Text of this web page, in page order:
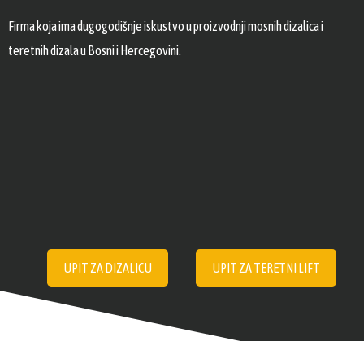
Firma koja ima dugogodišnje iskustvo u proizvodnji mosnih dizalica i
teretnih dizala u Bosni i Hercegovini.
UPIT ZA DIZALICU UPIT ZA TERETNI LIFT